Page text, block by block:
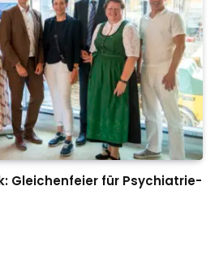
Gleichenfeier für Psychiatrie-